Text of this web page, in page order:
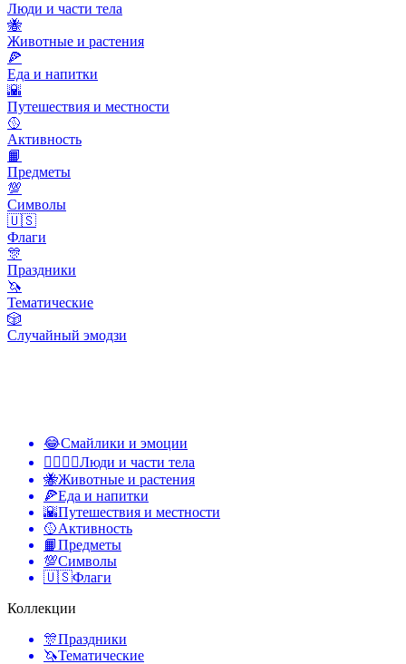
Люди и части тела
🐝
Животные и растения
🍕
Еда и напитки
🌇
Путешествия и местности
🥎
Активность
📙
Предметы
💯
Символы
🇺🇸
Флаги
🎊
Праздники
🦄
Тематические
🎲
Случайный эмодзи
😂Смайлики и эмоции
👩‍❤️‍💋‍👨Люди и части тела
🐝Животные и растения
🍕Еда и напитки
🌇Путешествия и местности
🥎Активность
📙Предметы
💯Символы
🇺🇸Флаги
Коллекции
🎊Праздники
🦄Тематические